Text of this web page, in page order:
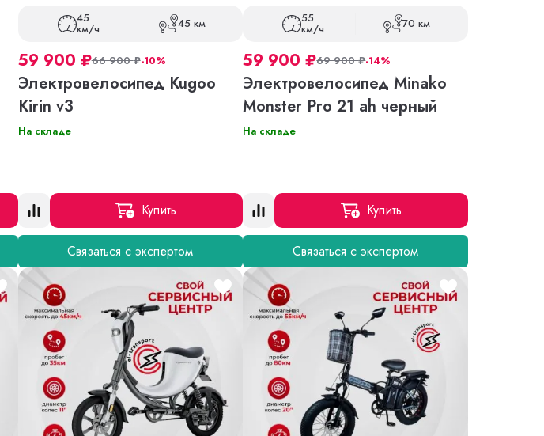
45
км/ч 45 км
59 900 ₽66 900₽-10%
Электровелосипед Kugoo
Kirin v3
На складе
Купить
Связаться с экспертом
55
км/ч 70 км
59 900₽69 900₽-14%
Электровелосипед Minako
Monster Pro 21 ah черный
На складе
Купить
Связаться с экспертом